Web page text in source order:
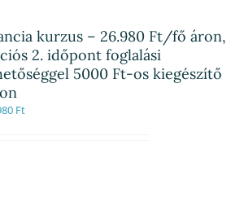
kurzus – 26.980 Ft/fő áron,
2. időpont foglalási
5000 Ft-os kiegészítő
Ft